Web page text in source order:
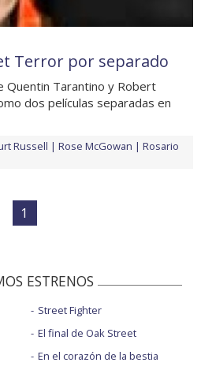
Terror por separado
Quentin Tarantino y Robert
dos películas separadas en
Russell Rose McGowan
Rosario
1
ESTRENOS
Street Fighter
El final de Oak Street
En el corazón de la bestia